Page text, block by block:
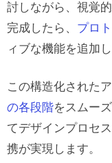
討しながら、視覚
完成したら、 プロ
ィブな機能を追加
この構造化された
の各段階をスムー
てデザインプロセ
携が実現します。